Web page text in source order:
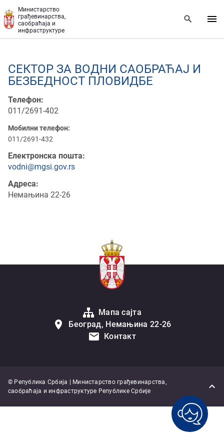
Министарство
грађевинарства,
саобраћаја и
инфраструктуре
СЕКТОР ЗА ВОДНИ САОБРАЋАЈ И
БЕЗБЕДНОСТ ПЛОВИДБЕ
Телефон:
011/2691-402
Мобилни телефон:
011/2691-432
Електронска пошта:
vodni@mgsi.gov.rs
Адреса:
Немањина 22-26
Мапа сајта
Београд, Немањина 22-26
Контакт
© Република Србија | Министарство грађевинарства,
саобраћаја и инфраструктуре Републике Србије